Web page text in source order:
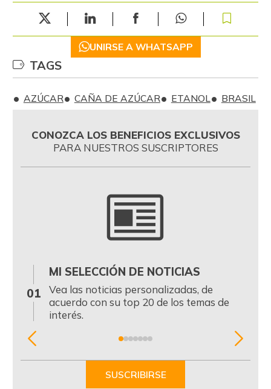
UNIRSE A WHATSAPP
TAGS
AZÚCAR CAÑA DE AZÚCAR ETANOL BRASIL
CONOZCA LOS BENEFICIOS EXCLUSIVOS
PARA NUESTROS SUSCRIPTORES
01
MI SELECCIÓN DE NOTICIAS
Vea las noticias personalizadas, de
acuerdo con su top 20 de los temas de
interés.
Item
SUSCRIBIRSE